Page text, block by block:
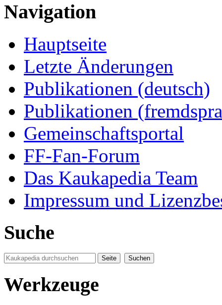
Navigation
Hauptseite
Letzte Änderungen
Publikationen (deutsch)
Publikationen
Gemeinschaftsportal
FF-Fan-Forum
Das Kaukapedia Team
Impressum und
Suche
Werkzeuge